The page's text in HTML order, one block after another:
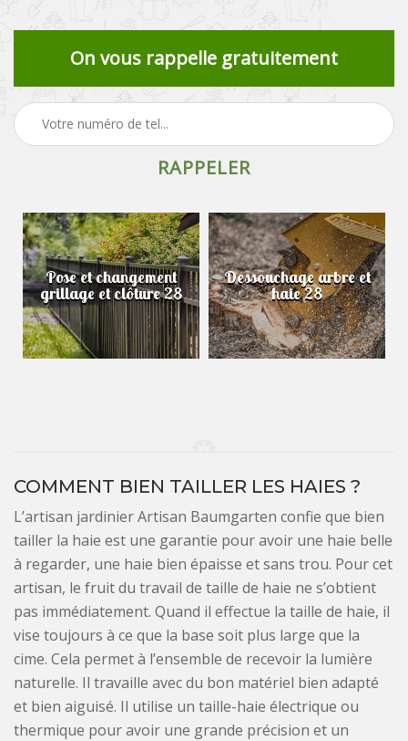
On vous rappelle gratuitement
Pose et changement
grillage et clôture 28
Dessouchage arbre et
haie 28
COMMENT BIEN TAILLER LES HAIES ?
L’artisan jardinier Artisan Baumgarten confie que bien
tailler la haie est une garantie pour avoir une haie belle
à regarder, une haie bien épaisse et sans trou. Pour cet
artisan, le fruit du travail de taille de haie ne s’obtient
pas immédiatement. Quand il effectue la taille de haie, il
vise toujours à ce que la base soit plus large que la
cime. Cela permet à l’ensemble de recevoir la lumière
naturelle. Il travaille avec du bon matériel bien adapté
et bien aiguisé. Il utilise un taille-haie électrique ou
thermique pour avoir une grande précision et un